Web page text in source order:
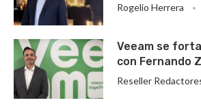
Rogelio Herrera
Veeam se
con Fernando
Reseller